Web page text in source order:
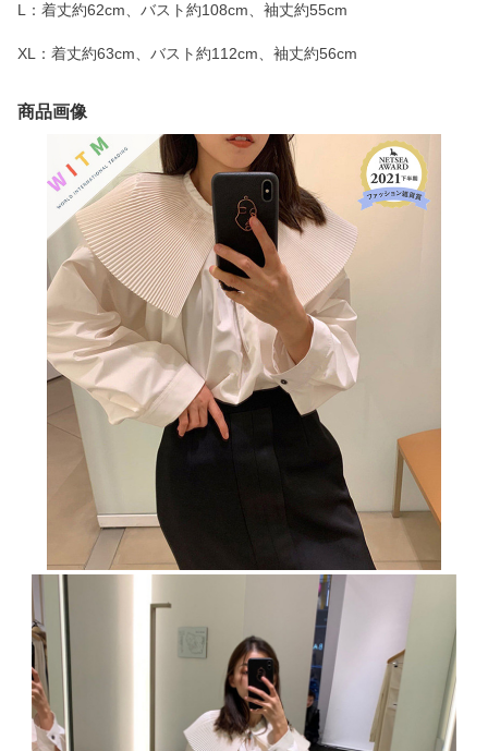
L：着丈約62cm、バスト約108cm、袖丈約55cm
XL：着丈約63cm、バスト約112cm、袖丈約56cm
商品画像